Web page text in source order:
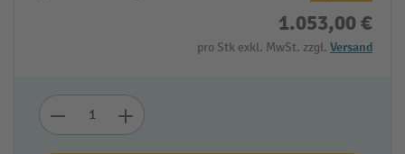
1.053,00 €
pro Stk exkl. MwSt. zzgl. Versand